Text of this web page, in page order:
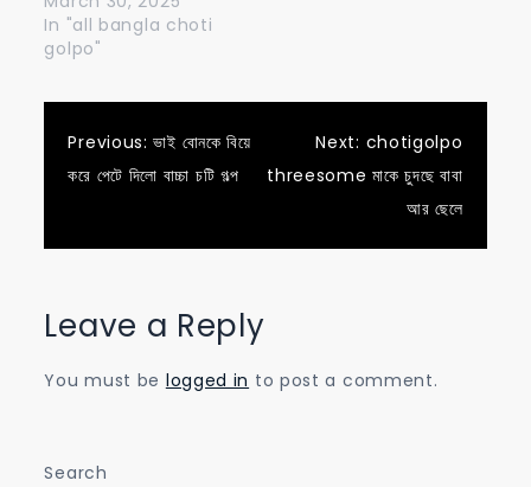
In "all bangla choti
golpo"
Post
Previous: ভাই বোনকে বিয়ে
করে পেটে দিলো বাচ্চা চটি গল্প
Next: chotigolpo
threesome মাকে চুদছে বাবা
আর ছেলে
Leave a Reply
You must be logged in to post a comment.
Search